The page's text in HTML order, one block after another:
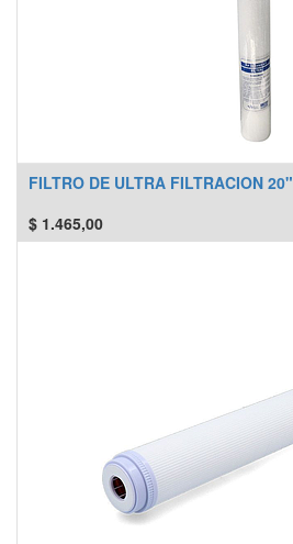
FILTRO DE ULTRA FILTRACION 20"
$ 1.465,00